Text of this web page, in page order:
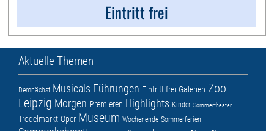
Eintritt frei
Aktuelle Themen
Demnächst Musicals Führungen Eintritt frei Galerien Zoo
Leipzig Morgen Premieren Highlights Kinder Sommertheater
Trödelmarkt Oper Museum Wochenende Sommerferien